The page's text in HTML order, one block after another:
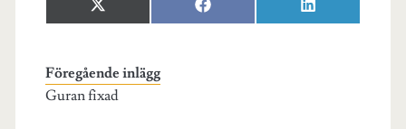
Dela
på
X
(
i
t
t
Dela
på
F
a
Dela
på
L
i
Föregående inlägg
Guran fixad